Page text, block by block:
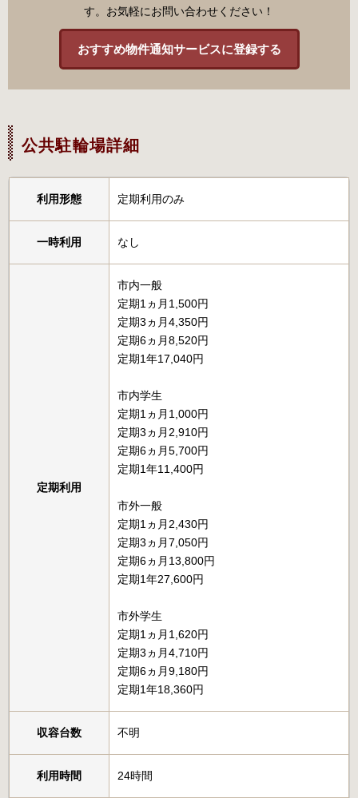
す。お気軽にお問い合わせください！
おすすめ物件通知サービスに登録する
公共駐輪場詳細
利用形態 定期利用のみ
一時利用 なし
定期利用
市内一般
定期1ヵ月1,500円
定期3ヵ月4,350円
定期6ヵ月8,520円
定期1年17,040円
市内学生
定期1ヵ月1,000円
定期3ヵ月2,910円
定期6ヵ月5,700円
定期1年11,400円
市外一般
定期1ヵ月2,430円
定期3ヵ月7,050円
定期6ヵ月13,800円
定期1年27,600円
市外学生
定期1ヵ月1,620円
定期3ヵ月4,710円
定期6ヵ月9,180円
定期1年18,360円
収容台数 不明
利用時間 24時間